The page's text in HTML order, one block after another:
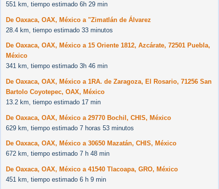
551 km, tiempo estimado 6h 29 min
De Oaxaca, OAX, México a "Zimatlán de Álvarez
28.4 km, tiempo estimado 33 minutos
De Oaxaca, OAX, México a 15 Oriente 1812, Azcárate, 72501 Puebla,
México
341 km, tiempo estimado 3h 46 min
De Oaxaca, OAX, México a 1RA. de Zaragoza, El Rosario, 71256 San
Bartolo Coyotepec, OAX, México
13.2 km, tiempo estimado 17 min
De Oaxaca, OAX, México a 29770 Bochil, CHIS, México
629 km, tiempo estimado 7 horas 53 minutos
De Oaxaca, OAX, México a 30650 Mazatán, CHIS, México
672 km, tiempo estimado 7 h 48 min
De Oaxaca, OAX, México a 41540 Tlacoapa, GRO, México
451 km, tiempo estimado 6 h 9 min